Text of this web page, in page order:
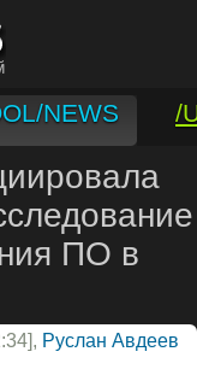
NEWS
/
ПО в
Руслан Авдеев